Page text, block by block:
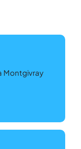
Montgivray